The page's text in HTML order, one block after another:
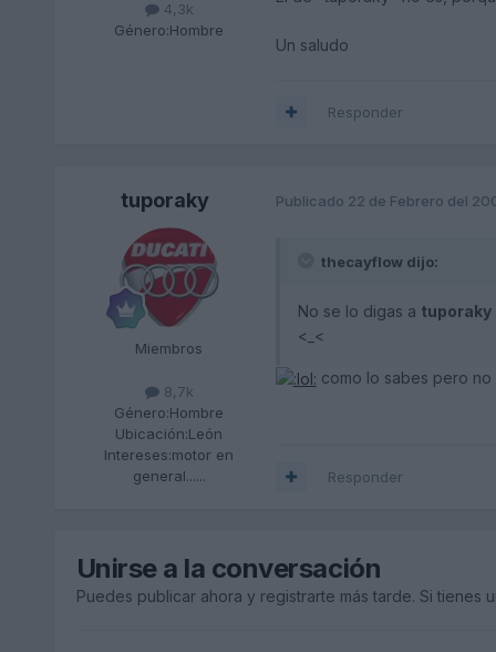
4,3k
Género:Hombre
Un saludo
Responder
tuporaky
Miembros
8,7k
Género:Hombre
Ubicación:León
Intereses:motor en
general......
Publicado 22 de Febrero del
thecayflow dijo:
No se lo digas a tuporaky
<_<
como lo sabes pero no
Responder
Unirse a la conversación
Puedes publicar ahora y registrarte más tarde. Si tienes